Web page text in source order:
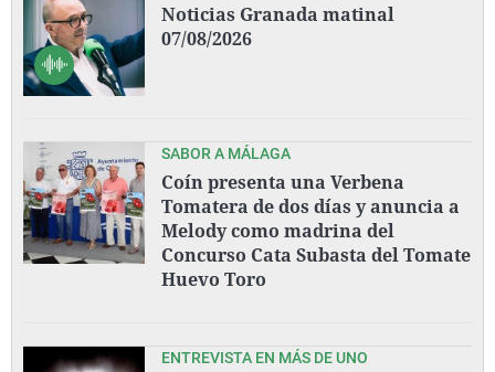
Noticias Granada matinal
07/08/2026
SABOR A MÁLAGA
Coín presenta una Verbena
Tomatera de dos días y anuncia a
Melody como madrina del
Concurso Cata Subasta del Tomate
Huevo Toro
ENTREVISTA EN MÁS DE UNO